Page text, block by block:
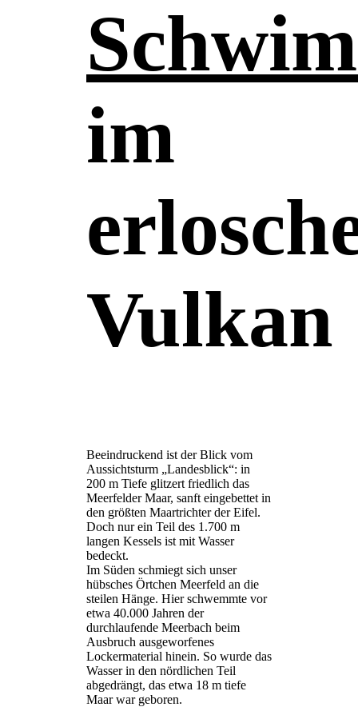
im
Vulkan
Beeindruckend ist der Blick vom
Aussichtsturm „Landesblick“: in
200 m Tiefe glitzert friedlich das
Meerfelder Maar, sanft eingebettet in
den größten Maartrichter der Eifel.
Doch nur ein Teil des 1.700 m
langen Kessels ist mit Wasser
bedeckt.
Im Süden schmiegt sich unser
hübsches Örtchen Meerfeld an die
steilen Hänge. Hier schwemmte vor
etwa 40.000 Jahren der
durchlaufende Meerbach beim
Ausbruch ausgeworfenes
Lockermaterial hinein. So wurde das
Wasser in den nördlichen Teil
abgedrängt, das etwa 18 m tiefe
Maar war geboren.